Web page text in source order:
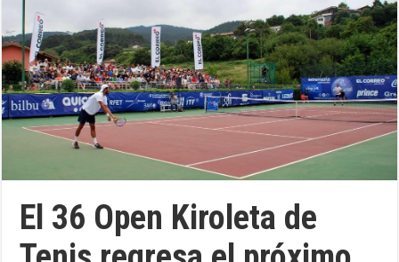
El 36 Open Kiroleta de